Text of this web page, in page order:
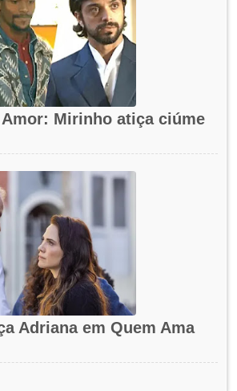
Amor: Mirinho atiça ciúme
Adriana em Quem Ama